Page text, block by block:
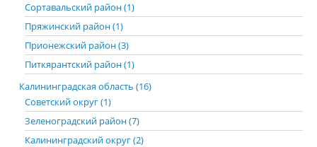
Сортавальский район (1)
Пряжинский район (1)
Прионежский район (3)
Питкярантский район (1)
Калининградская область (16)
Советский округ (1)
Зеленоградский район (7)
Калининградский округ (2)